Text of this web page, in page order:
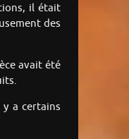
il était
des
avait été
a certains